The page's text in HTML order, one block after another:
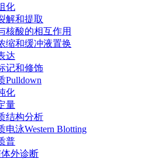
化
解和提取
核酸的相互作用
缩和缓冲液置换
达
记和修饰
Pulldown
化
量
结构分析
电泳Western Blotting
普
外诊断